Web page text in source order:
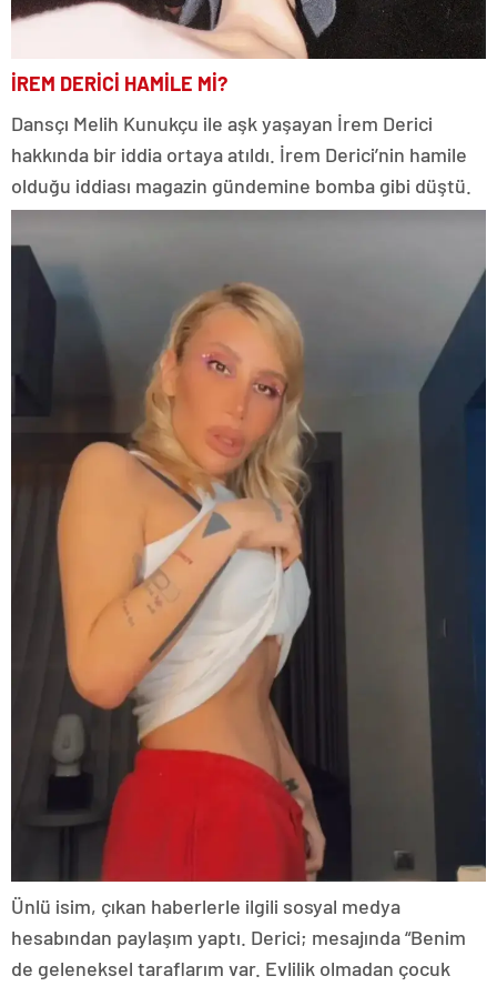
İREM DERİCİ HAMİLE Mİ?
Dansçı Melih Kunukçu ile aşk yaşayan İrem Derici
hakkında bir iddia ortaya atıldı. İrem Derici’nin hamile
olduğu iddiası magazin gündemine bomba gibi düştü.
Ünlü isim, çıkan haberlerle ilgili sosyal medya
hesabından paylaşım yaptı. Derici; mesajında “Benim
de geleneksel taraflarım var. Evlilik olmadan çocuk